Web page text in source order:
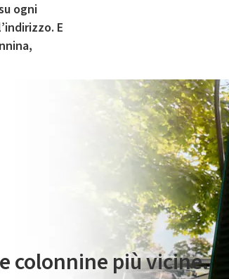
ogni
E
elettrica è gestito da Plenitude On The Road
colonnine più vicine.